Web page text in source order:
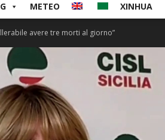
METEO XINHUA
avere tre morti al giorno”